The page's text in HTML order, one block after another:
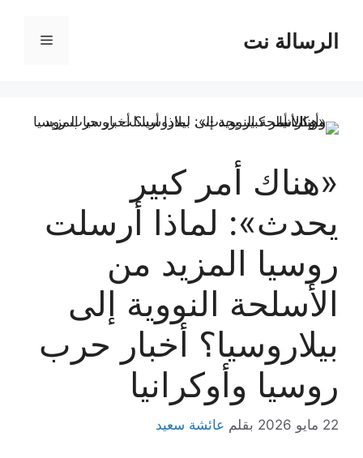
المحتوىالرسالة نت القائمة
«هناك أمر كبير
يحدث»: لماذا أرسلت
روسيا المزيد من
الأسلحة النووية إلى
بيلاروسيا؟ أخبار حرب
روسيا وأوكرانيا
22 مايو 2026 بقلم عائشة سعيد